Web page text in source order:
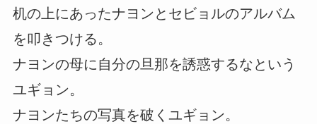
机の上にあったナヨンとセビョルのアルバム
を叩きつける。
ナヨンの母に自分の旦那を誘惑するなという
ユギョン。
ナヨンたちの写真を破くユギョン。